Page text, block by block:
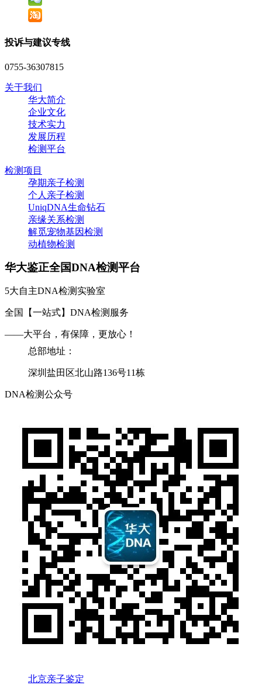
投诉与建议专线
0755-36307815
关于我们
华大简介
企业文化
技术实力
发展历程
检测平台
检测项目
孕期亲子检测
个人亲子检测
UniqDNA生命钻石
亲缘关系检测
解觅宠物基因检测
动植物检测
华大鉴正全国DNA检测平台
5大自主DNA检测实验室
全国【一站式】DNA检测服务
——大平台，有保障，更放心！
总部地址：
深圳盐田区北山路136号11栋
DNA检测公众号
北京亲子鉴定